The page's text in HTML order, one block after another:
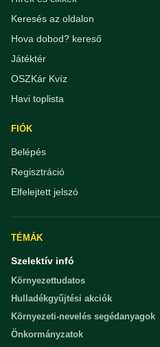
Keresés az oldalon
Hova dobod? kereső
Játéktér
OSZKár Kvíz
Havi toplista
FIÓK
Belépés
Regisztráció
Elfelejtett jelszó
TÉMÁK
Szelektív infó
Környezettudatos
Hulladékgyűjtési akciók
Környezeti-nevelés segédanyagok
Önkormányzatok